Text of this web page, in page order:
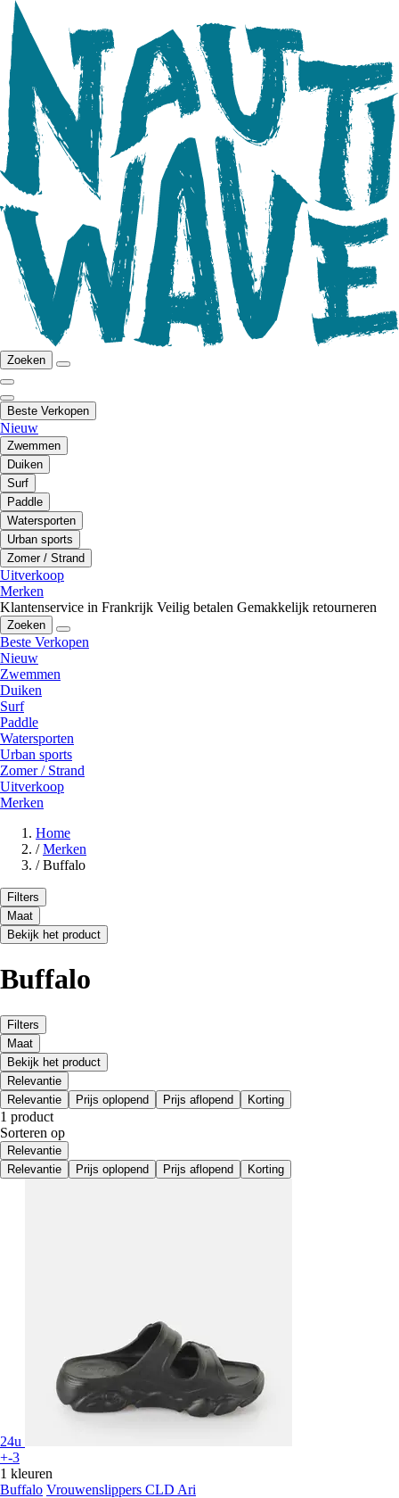
Zoeken
Beste Verkopen
Nieuw
Zwemmen
Duiken
Surf
Paddle
Watersporten
Urban sports
Zomer / Strand
Uitverkoop
Merken
Klantenservice in Frankrijk Veilig betalen Gemakkelijk retourneren
Zoeken
Beste Verkopen
Nieuw
Zwemmen
Duiken
Surf
Paddle
Watersporten
Urban sports
Zomer / Strand
Uitverkoop
Merken
Home
/ Merken
/ Buffalo
Filters
Maat
Bekijk het product
Buffalo
Filters
Maat
Bekijk het product
Relevantie
Relevantie
Prijs oplopend Prijs aflopend Korting
1 product
Sorteren op
Relevantie
Relevantie
Prijs oplopend Prijs aflopend Korting
24u
+-3
1 kleuren
Buffalo Vrouwenslippers CLD Ari